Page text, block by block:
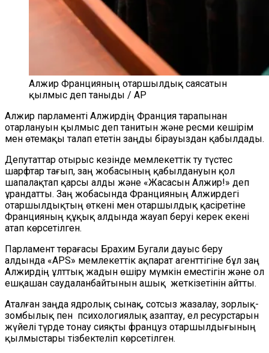
Алжир Францияның отаршылдық саясатын
қылмыс деп таныды / AP
Алжир парламенті Алжирдің Франция тарапынан
отарлануын қылмыс деп танитын және ресми кешірім
мен өтемақы талап ететін заңды бірауыздан қабылдады.
Депутаттар отырыс кезінде мемлекеттік ту түстес
шарфтар тағып, заң жобасының қабылдануын қол
шапалақтап қарсы алды және «Жасасын Алжир!» деп
ұрандатты. Заң жобасында Францияның Алжирдегі
отаршылдықтың өткені мен отаршылдық қасіретіне
Францияның құқық алдында жауап беруі керек екені
атап көрсетілген.
Парламент төрағасы Брахим Бугали дауыс беру
алдында «APS» мемлекеттік ақпарат агенттігіне бұл заң
Алжирдің ұлттық жадын өшіру мүмкін еместігін және ол
ешқашан саудаланбайтынын ашық жеткізетінін айтты.
Аталған заңда ядролық сынақ, сотсыз жазалау, зорлық-
зомбылық пен психологиялық азаптау, ел ресурстарын
жүйелі түрде тонау сияқты француз отаршылдығының
қылмыстары тізбектеліп көрсетілген.